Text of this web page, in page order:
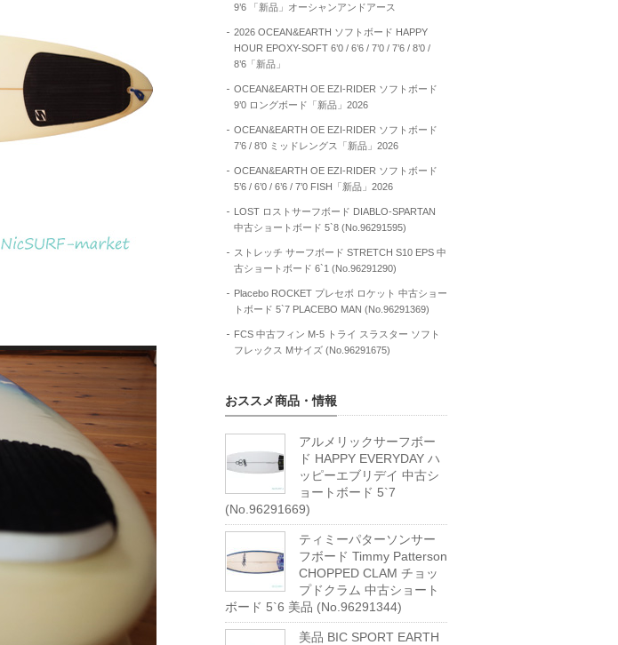
9’6 「新品」オーシャンアンドアース
2026 OCEAN&EARTH ソフトボード HAPPY
HOUR EPOXY-SOFT 6’0 / 6’6 / 7’0 / 7’6 / 8’0 /
8’6「新品」
OCEAN&EARTH OE EZI-RIDER ソフトボード
9’0 ロングボード「新品」2026
OCEAN&EARTH OE EZI-RIDER ソフトボード
7’6 / 8’0 ミッドレングス「新品」2026
OCEAN&EARTH OE EZI-RIDER ソフトボード
5’6 / 6’0 / 6’6 / 7’0 FISH「新品」2026
LOST ロストサーフボード DIABLO-SPARTAN
中古ショートボード 5`8 (No.96291595)
ストレッチ サーフボード STRETCH S10 EPS 中
古ショートボード 6`1 (No.96291290)
Placebo ROCKET プレセボ ロケット 中古ショー
トボード 5`7 PLACEBO MAN (No.96291369)
FCS 中古フィン M-5 トライ スラスター ソフト
フレックス Mサイズ (No.96291675)
おススメ商品・情報
アルメリックサーフボー
ド HAPPY EVERYDAY ハ
ッピーエブリデイ 中古シ
ョートボード 5`7
(No.96291669)
ティミーパターソンサー
フボード Timmy Patterson
CHOPPED CLAM チョッ
プドクラム 中古ショート
ボード 5`6 美品 (No.96291344)
美品 BIC SPORT EARTH